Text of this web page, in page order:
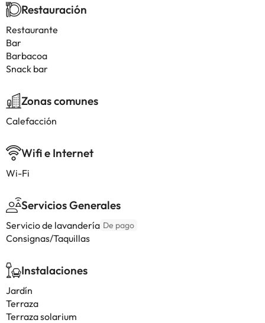
Restauración
Restaurante
Bar
Barbacoa
Snack bar
Zonas comunes
Calefacción
Wifi e Internet
Wi-Fi
Servicios Generales
Servicio de lavandería De pago
Consignas/Taquillas
Instalaciones
Jardín
Terraza
Terraza solarium